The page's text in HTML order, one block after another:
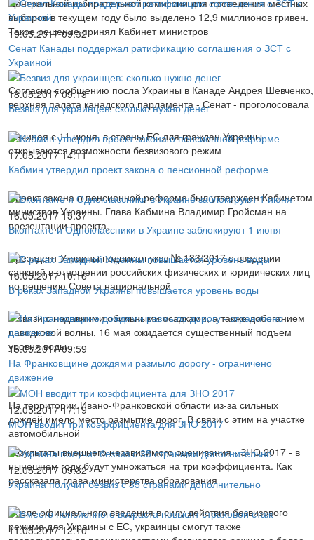
выборов в текущем году было выделено 12,9 миллионов гривен.
Такое решение принял Кабинет министров
19.05.2017 09:32
Сенат Канады поддержал ратификацию соглашения о ЗСТ с
Украиной
Согласно сообщению посла Украины в Канаде Андрея Шевченко,
верхняя палата канадского парламента - Сенат - проголосовала
18.05.2017 09:13
Безвиз для украинцев: сколько нужно денег
Начиная с 11 июня, в страны ЕС для граждан Украины
открываются возможности безвизового режим
17.05.2017 14:11
Кабмин утвердил проект закона о пенсионной реформе
Проект закона о пенсионной реформе был утвержден Кабинетом
министров Украины. Глава Кабмина Владимир Гройсман на
презентации проекта,
16.05.2017 15:37
Вконтакте и Одноклассники в Украине заблокируют 1 июня
Президент Украины подписал указ № 133/2017 о введении
санкций в отношении российских физических и юридических лиц
по решению Совета национальной
16.05.2017 10:16
В реках Западной Украины повышается уровень воды
В связи с недавними обильными осадками, а также добеганием
паводковой волны, 16 мая ожидается существенный подъем
уровня воды
15.05.2017 09:59
На Франковщине дождями размыло дорогу - ограничено
движение
На территории Ивано-Франковской области из-за сильных
дождей имело место размытие дорог. В связи с этим на участке
автомобильной
12.05.2017 17:19
МОН вводит три коэффициента для ЗНО 2017
Результаты внешнего независимого оценивания - ЗНО 2017 - в
нынешнем году будут умножаться на три коэффициента. Как
рассказала глава министерства образования
12.05.2017 09:32
Украина получит безвиз с 35 странами дополнительно
После официального введения в силу действия безвизового
режима для Украины с ЕС, украинцы смогут также
11.05.2017 12:10